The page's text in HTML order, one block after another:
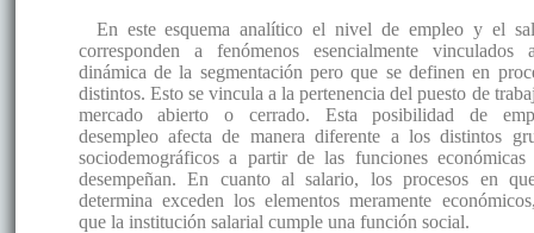
En este esquema analítico el nivel de empleo y el
corresponden a fenómenos esencialmente vinculados
dinámica de la segmentación pero que se definen en
distintos. Esto se vincula a la pertenencia del puesto de
mercado abierto o cerrado. Esta posibilidad de
desempleo afecta de manera diferente a los distintos
sociodemográficos a partir de las funciones económicas
desempeñan. En cuanto al salario, los procesos en
determina exceden los elementos meramente
que la institución salarial cumple una función social.